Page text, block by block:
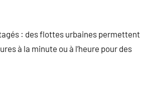
: des flottes urbaines permettent
à la minute ou à l’heure pour des